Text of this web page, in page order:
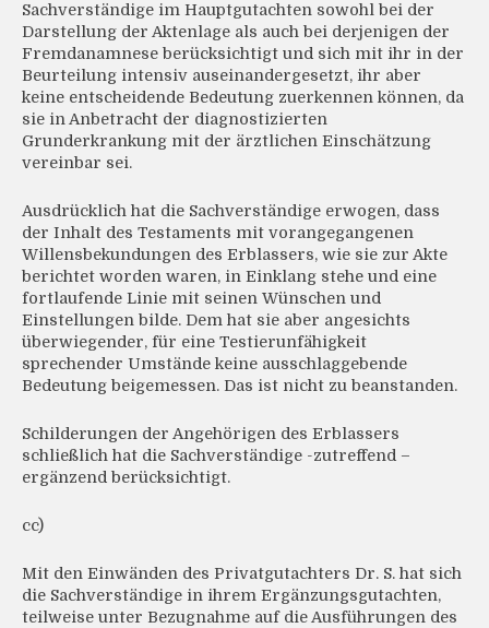
Sachverständige im Hauptgutachten sowohl bei der
Darstellung der Aktenlage als auch bei derjenigen der
Fremdanamnese berücksichtigt und sich mit ihr in der
Beurteilung intensiv auseinandergesetzt, ihr aber
keine entscheidende Bedeutung zuerkennen können, da
sie in Anbetracht der diagnostizierten
Grunderkrankung mit der ärztlichen Einschätzung
vereinbar sei.
Ausdrücklich hat die Sachverständige erwogen, dass
der Inhalt des Testaments mit vorangegangenen
Willensbekundungen des Erblassers, wie sie zur Akte
berichtet worden waren, in Einklang stehe und eine
fortlaufende Linie mit seinen Wünschen und
Einstellungen bilde. Dem hat sie aber angesichts
überwiegender, für eine Testierunfähigkeit
sprechender Umstände keine ausschlaggebende
Bedeutung beigemessen. Das ist nicht zu beanstanden.
Schilderungen der Angehörigen des Erblassers
schließlich hat die Sachverständige -zutreffend –
ergänzend berücksichtigt.
cc)
Mit den Einwänden des Privatgutachters Dr. S. hat sich
die Sachverständige in ihrem Ergänzungsgutachten,
teilweise unter Bezugnahme auf die Ausführungen des